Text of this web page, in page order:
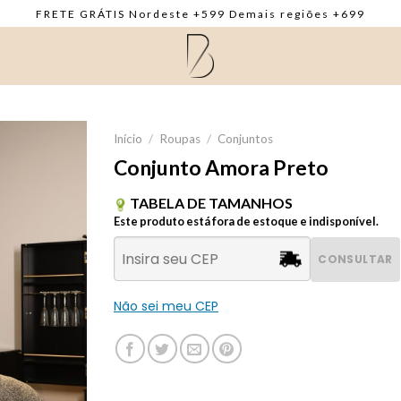
FRETE GRÁTIS Nordeste +599 Demais regiões +699
Início / Roupas / Conjuntos
Conjunto Amora Preto
TABELA DE TAMANHOS
Este produto está fora de estoque e indisponível.
CONSULTAR
Não sei meu CEP